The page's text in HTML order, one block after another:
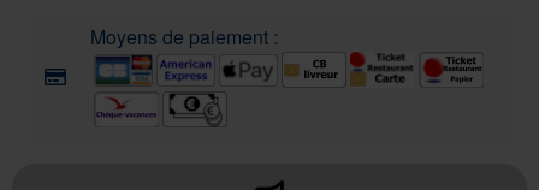
Moyens de paiement :